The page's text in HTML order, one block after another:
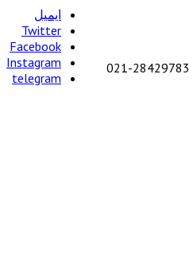
ایمیل
Twitter
Facebook
Instagram
telegram